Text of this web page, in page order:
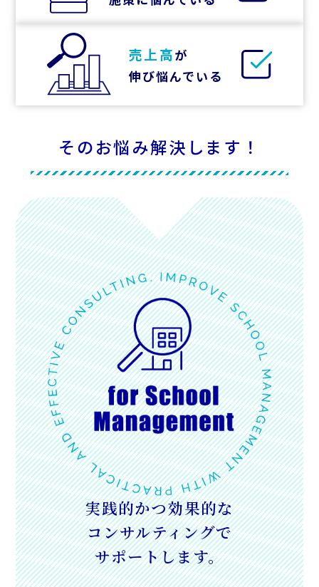
売上高が
伸び悩んでいる
そのお悩み解決します！
実践的かつ効果的な
コンサルティングで
サポートします。